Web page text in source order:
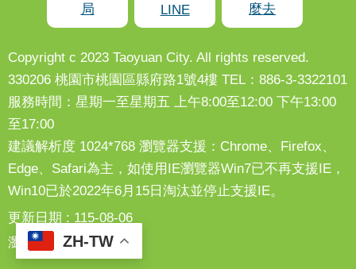
ZH-TW
局
LINE
麼去
Copyright c 2023 Taoyuan City. All rights reserved.
330206 桃園市桃園區縣府路1號4樓 TEL：886-3-3322101
服務時間：星期一至星期五 上午8:00至12:00 下午13:00
至17:00
建議解析度 1024*768 瀏覽器支援：Chrome、Firefox、
Edge、Safari為主，如使用IE瀏覽器Win7已不再支援IE，
Win10已於2022年6月15日淘汰並停止支援IE。
更新日期
115-08-06
瀏覽人次
4777